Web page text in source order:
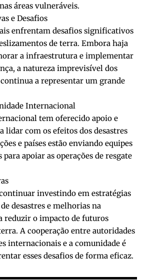
áreas vulneráveis.
e Desafios
enfrentam desafios significativos
de terra. Embora haja
a infraestrutura e implementar
a natureza imprevisível dos
a representar um grande
Internacional
tem oferecido apoio e
lidar com os efeitos dos desastres
e países estão enviando equipes
para apoiar as operações de resgate
investindo em estratégias
desastres e melhorias na
reduzir o impacto de futuros
A cooperação entre autoridades
internacionais e a comunidade é
esses desafios de forma eficaz.